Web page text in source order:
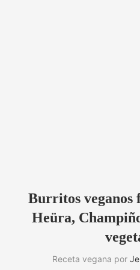
Burritos veganos
Heüra,
Receta vegana por